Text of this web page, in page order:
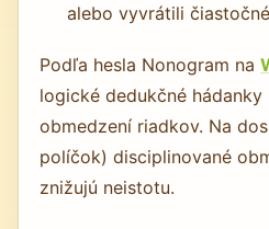
alebo vyvrátili
Podľa hesla Nonogram na
logické dedukčné hádanky
obmedzení riadkov. Na
políčok) disciplinované
znižujú neistotu.